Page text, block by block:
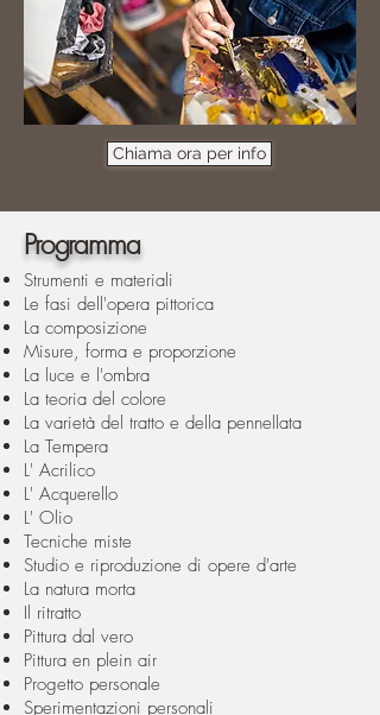
Chiama ora per info
Programma
Strumenti e materiali
Le fasi dell'opera pittorica
La composizione
Misure, forma e proporzione
La luce e l'ombra
La teoria del colore
La varietà del tratto e della pennellata
La Tempera
L' Acrilico
L' Acquerello
L' Olio
Tecniche miste
Studio e riproduzione di opere d'arte
La natura morta
Il ritratto
Pittura dal vero
Pittura en plein air
Progetto personale
Sperimentazioni personali